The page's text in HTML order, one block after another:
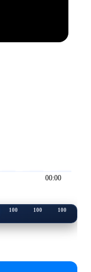
00:00
100 100 100